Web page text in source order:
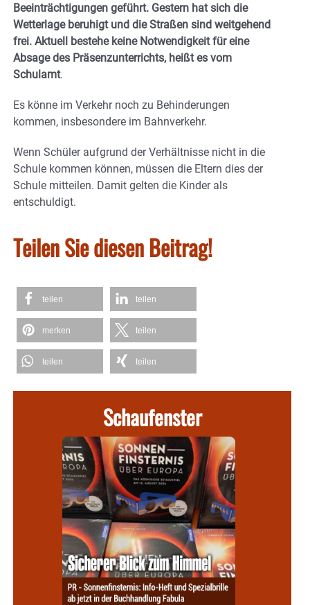
Beeinträchtigungen geführt. Gestern hat sich die
Wetterlage beruhigt und die Straßen sind weitgehend
frei. Aktuell bestehe keine Notwendigkeit für eine
Absage des Präsenzunterrichts, heißt es vom
Schulamt.
Es könne im Verkehr noch zu Behinderungen
kommen, insbesondere im Bahnverkehr.
Wenn Schüler aufgrund der Verhältnisse nicht in die
Schule kommen können, müssen die Eltern dies der
Schule mitteilen. Damit gelten die Kinder als
entschuldigt.
Teilen Sie diesen Beitrag!
teilen teilen
merken teilen
teilen teilen
Schaufenster